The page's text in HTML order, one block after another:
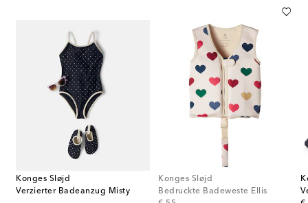
Konges Sløjd
Verzierter Badeanzug Misty
Konges Sløjd
Bedruckte Badeweste Ellis